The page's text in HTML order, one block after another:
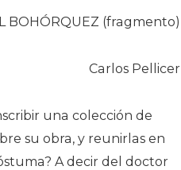
BOHÓRQUEZ (fragmento)
Carlos Pellicer
una colección de
su obra, y reunirlas en
A decir del doctor